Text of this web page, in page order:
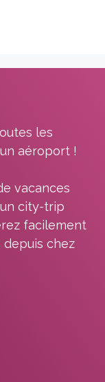
les
aéroport !
vacances
city-trip
facilement
chez